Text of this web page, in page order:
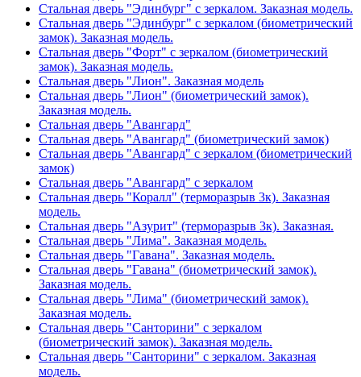
Стальная дверь "Эдинбург" с зеркалом. Заказная модель.
Стальная дверь "Эдинбург" с зеркалом (биометрический
замок). Заказная модель.
Стальная дверь "Форт" с зеркалом (биометрический
замок). Заказная модель.
Стальная дверь "Лион". Заказная модель
Стальная дверь "Лион" (биометрический замок).
Заказная модель.
Стальная дверь "Авангард"
Стальная дверь "Авангард" (биометрический замок)
Стальная дверь "Авангард" с зеркалом (биометрический
замок)
Стальная дверь "Авангард" с зеркалом
Стальная дверь "Коралл" (терморазрыв 3к). Заказная
модель.
Стальная дверь "Азурит" (терморазрыв 3к). Заказная.
Стальная дверь "Лима". Заказная модель.
Стальная дверь "Гавана". Заказная модель.
Стальная дверь "Гавана" (биометрический замок).
Заказная модель.
Стальная дверь "Лима" (биометрический замок).
Заказная модель.
Стальная дверь "Санторини" с зеркалом
(биометрический замок). Заказная модель.
Стальная дверь "Санторини" с зеркалом. Заказная
модель.